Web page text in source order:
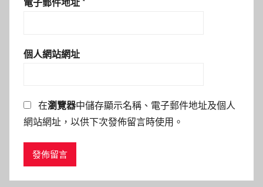
電子郵件地址 *
個人網站網址
在瀏覽器中儲存顯示名稱、電子郵件地址及個人
網站網址，以供下次發佈留言時使用。